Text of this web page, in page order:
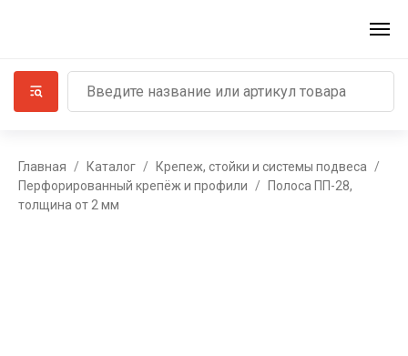
Главная Каталог
Крепеж, стойки и системы подвеса
Перфорированный крепёж и профили
Полоса ПП-28,
толщина от 2 мм